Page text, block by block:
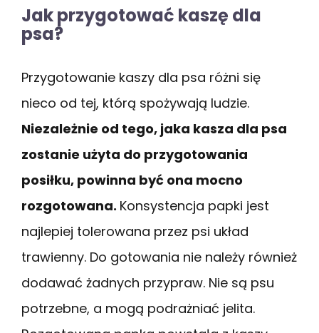
Jak przygotować kaszę dla
psa?
Przygotowanie kaszy dla psa różni się
nieco od tej, którą spożywają ludzie.
Niezależnie od tego, jaka kasza dla psa
zostanie użyta do przygotowania
posiłku, powinna być ona mocno
rozgotowana. Konsystencja papki jest
najlepiej tolerowana przez psi układ
trawienny. Do gotowania nie należy również
dodawać żadnych przypraw. Nie są psu
potrzebne, a mogą podrażniać jelita.